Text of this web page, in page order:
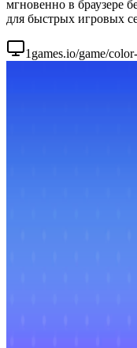
мгновенно в браузере
для быстрых игровых
1games.io/game/